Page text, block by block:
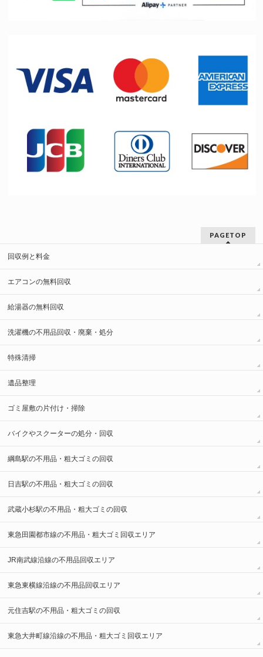
PAGETOP
回収例と料金
エアコンの無料回収
給湯器の無料回収
洗濯機の不用品回収・廃棄・処分
特殊清掃
遺品整理
ゴミ屋敷の片付け・掃除
バイクやスクーターの処分・回収
綱島駅の不用品・粗大ゴミの回収
日吉駅の不用品・粗大ゴミの回収
武蔵小杉駅の不用品・粗大ゴミの回収
東急田園都市線の不用品・粗大ゴミ回収エリア
JR南武線沿線の不用品回収エリア
東急東横線沿線の不用品回収エリア
元住吉駅の不用品・粗大ゴミの回収
東急大井町線沿線の不用品・粗大ゴミ回収エリア